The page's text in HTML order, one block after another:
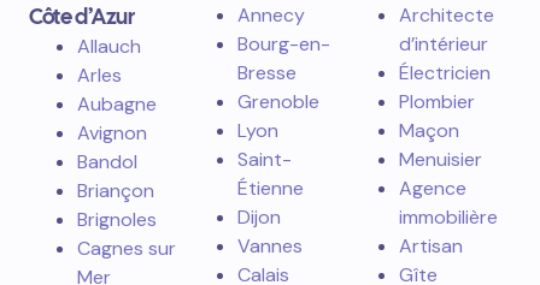
Côte d’Azur
Allauch
Arles
Aubagne
Avignon
Bandol
Briançon
Brignoles
Cagnes sur
Mer
Annecy
Bourg-en-
Bresse
Grenoble
Lyon
Saint-
Étienne
Dijon
Vannes
Calais
Architecte
d’intérieur
Électricien
Plombier
Maçon
Menuisier
Agence
immobilière
Artisan
Gîte